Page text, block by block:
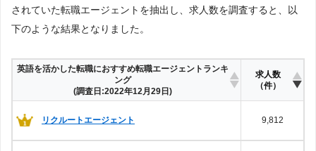
されていた転職エージェントを抽出し、求人数を調査すると、以
下のような結果となりました。
英語を活かした転職におすすめ転職エージェントランキ
ング
(調査日:2022年12月29日)
求人数
（件）
リクルートエージェント 9,812